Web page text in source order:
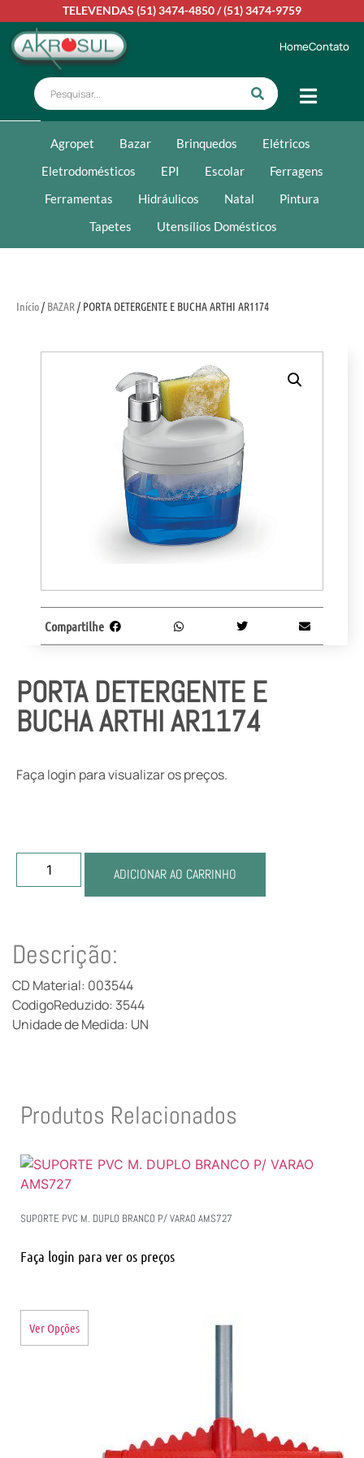
TELEVENDAS (51) 3474-4850/(51) 3474-9759
HomeContato
Agropet Bazar Brinquedos
Elétricos
Eletrodomésticos
EPI Escolar
Ferragens
Ferramentas
Hidráulicos Natal
Pintura
Tapetes
Utensílios Domésticos
Início/ BAZAR/ PORTA DETERGENTE E BUCHA ARTHI AR1174
PORTA DETERGENTE E
BUCHA ARTHI AR1174
Faça login para visualizar os preços.
ADICIONAR AO CARRINHO
Compartilhe
Descrição:
CD Material: 003544
CodigoReduzido: 3544
Unidade de Medida: UN
Produtos Relacionados
SUPORTE PVC M. DUPLO BRANCO P/ VARAO AMS727
Faça login para ver os preços
Ver Opções